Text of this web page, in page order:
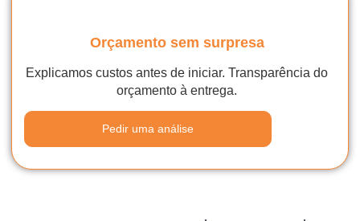
Orçamento sem surpresa
Explicamos custos antes de iniciar. Transparência do
orçamento à entrega.
Pedir uma análise